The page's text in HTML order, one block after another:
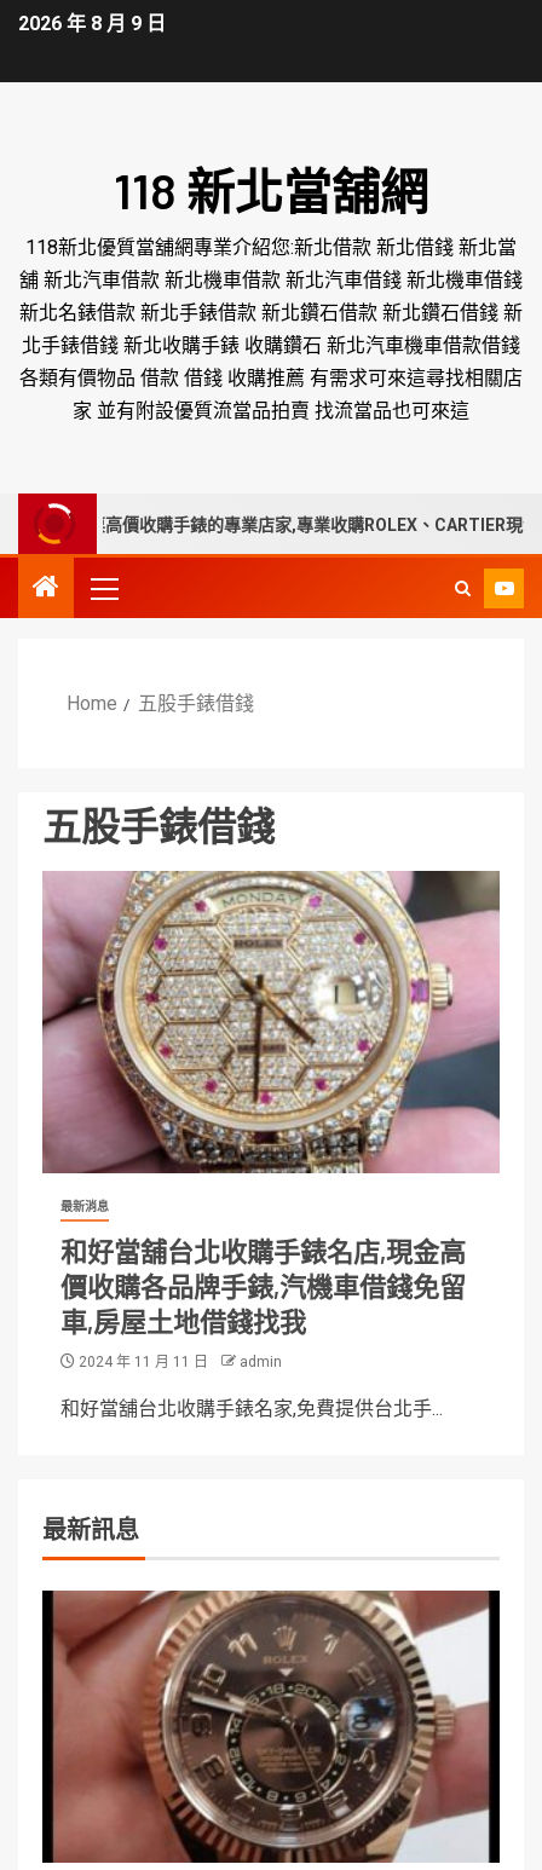
2026 年 8 月 9 日
118 新北當舖網
118新北優質當舖網專業介紹您:新北借款 新北借錢 新北當
舖 新北汽車借款 新北機車借款 新北汽車借錢 新北機車借錢
新北名錶借款 新北手錶借款 新北鑽石借款 新北鑽石借錢 新
北手錶借錢 新北收購手錶 收購鑽石 新北汽車機車借款借錢
各類有價物品 借款 借錢 收購推薦 有需求可來這尋找相關店
家 並有附設優質流當品拍賣 找流當品也可來這
、苗栗高價收購手錶的專業店家,專業收購ROLEX、CARTIER現金收購
Home 五股手錶借錢
五股手錶借錢
最新消息
和好當舖台北收購手錶名店,現金高
價收購各品牌手錶,汽機車借錢免留
車,房屋土地借錢找我
2024 年 11 月 11 日 admin
和好當舖台北收購手錶名家,免費提供台北手...
最新訊息